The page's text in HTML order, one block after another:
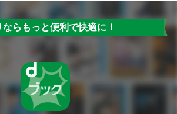
ならもっと便利で快適に！